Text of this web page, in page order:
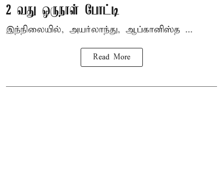
2 வது ஒருநாள் போட்டி
இந்நிலையில், அயர்லாந்து, ஆப்கானிஸ்த ...
Read More